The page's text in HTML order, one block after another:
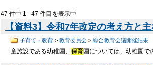
47 件中 1 - 47 件目を表示中
【資料3】令和7年改定の考え方と
子育て・教育> 教育委員会> 総合教育会議開催結果
童施設である幼稚園、保育園については、幼稚園で